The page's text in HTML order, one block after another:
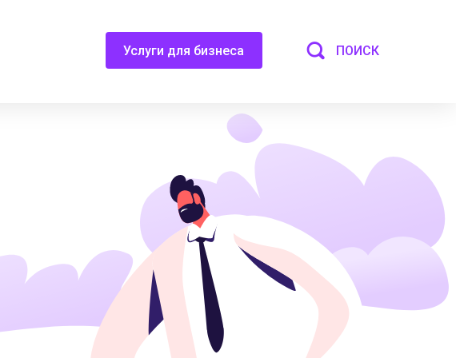
Услуги для бизнеса ПОИСК